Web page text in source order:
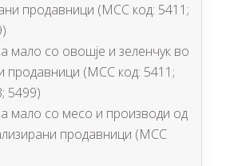
продавници (МСС код: 5411;
мало со овошје и зеленчук во
продавници (МСС код: 5411;
5499)
мало со месо и производи од
продавници (МСС